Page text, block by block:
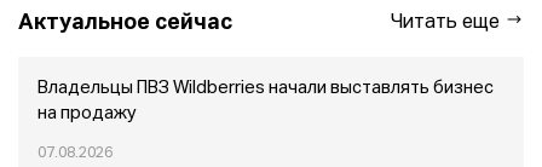
Актуальное сейчас Читать еще
Владельцы ПВЗ Wildberries начали выставлять бизнес
на продажу
07.08.2026